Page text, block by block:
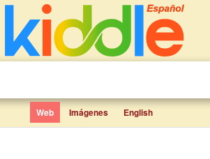
Web Imágenes English